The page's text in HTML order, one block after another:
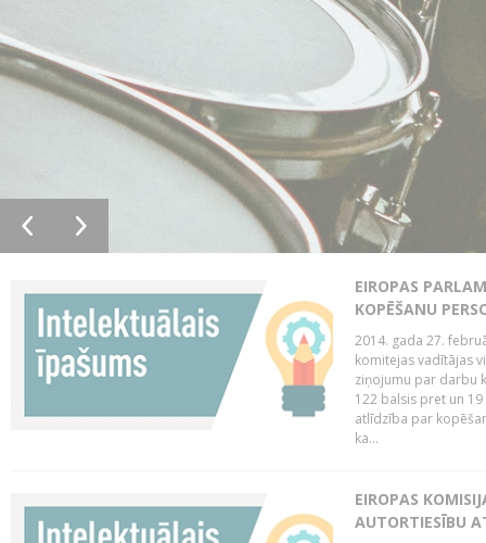
EIROPAS
KOPĒŠANU
2014. gada 27.
komitejas vadītājas
ziņojumu par darbu
122 balsis pret un
atlīdzība par
ka...
EIROPAS
AUTORTIESĪBU